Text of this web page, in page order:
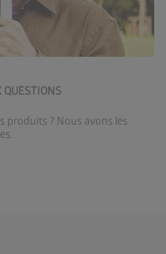
QUESTIONS
produits ? Nous avons les
FAQ